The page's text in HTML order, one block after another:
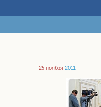
25 ноября 2011